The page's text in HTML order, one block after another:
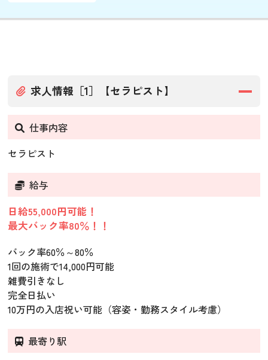
求人情報［1］【セラピスト】
仕事内容
セラピスト
給与
日給55,000円可能！
最大バック率80％！！
バック率60％～80％
1回の施術で14,000円可能
雑費引きなし
完全日払い
10万円の入店祝い可能（容姿・勤務スタイル考慮）
最寄り駅